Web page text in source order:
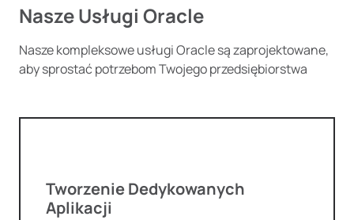
Nasze Usługi Oracle
Nasze kompleksowe usługi Oracle są zaprojektowane,
aby sprostać potrzebom Twojego przedsiębiorstwa
Tworzenie Dedykowanych
Aplikacji